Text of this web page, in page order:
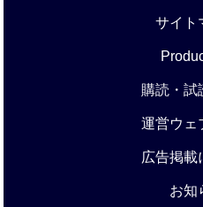
サイト
購読・試
運営ウェ
広告掲載
お知